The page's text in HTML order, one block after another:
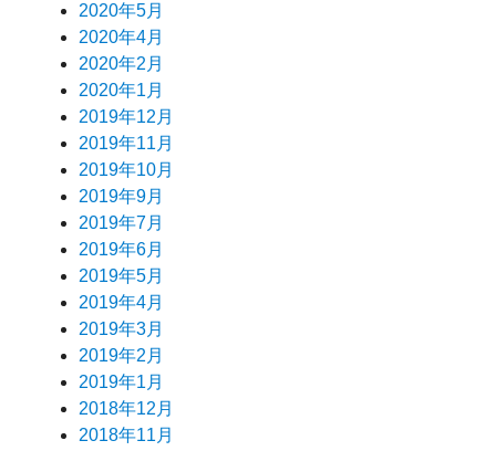
2020年5月
2020年4月
2020年2月
2020年1月
2019年12月
2019年11月
2019年10月
2019年9月
2019年7月
2019年6月
2019年5月
2019年4月
2019年3月
2019年2月
2019年1月
2018年12月
2018年11月